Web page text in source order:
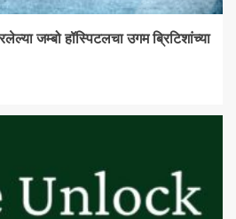
जम्बो हॉस्पिटलचा उगम ब्रिटिशांच्या